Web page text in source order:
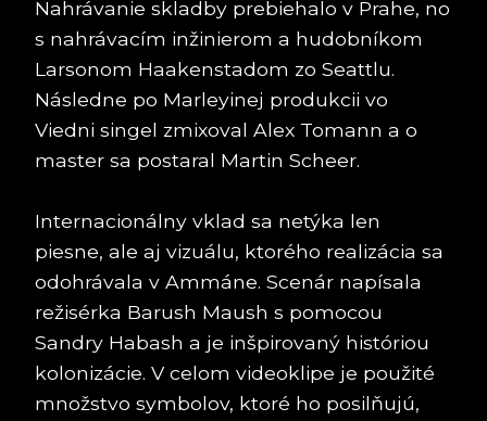
Nahrávanie skladby prebiehalo v Prahe, no
s nahrávacím inžinierom a hudobníkom
Larsonom Haakenstadom zo Seattlu.
Následne po Marleyinej produkcii vo
Viedni singel zmixoval Alex Tomann a o
master sa postaral Martin Scheer.
Internacionálny vklad sa netýka len
piesne, ale aj vizuálu, ktorého realizácia sa
odohrávala v Ammáne. Scenár napísala
režisérka Barush Maush s pomocou
Sandry Habash a je inšpirovaný históriou
kolonizácie. V celom videoklipe je použité
množstvo symbolov, ktoré ho posilňujú,